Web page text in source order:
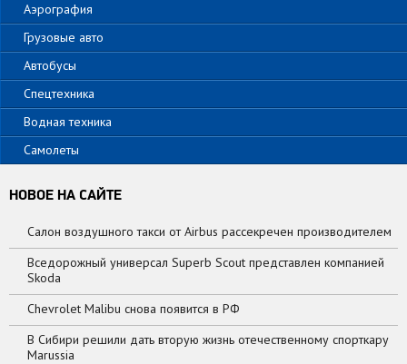
Аэрография
Грузовые авто
Автобусы
Спецтехника
Водная техника
Самолеты
НОВОЕ НА САЙТЕ
Салон воздушного такси от Airbus рассекречен производителем
Вседорожный универсал Superb Scout представлен компанией
Skoda
Chevrolet Malibu снова появится в РФ
В Сибири решили дать вторую жизнь отечественному спорткару
Marussia